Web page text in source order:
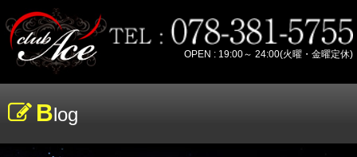
OPEN : 19:00～ 24:00(火曜・金曜定休)
Blog